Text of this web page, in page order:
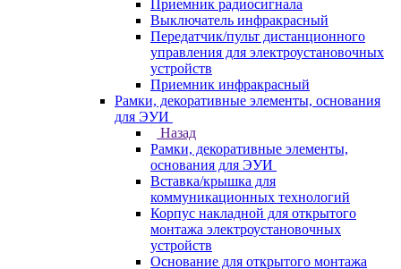
Приемник радиосигнала
Выключатель инфракрасный
Передатчик/пульт дистанционного
управления для электроустановочных
устройств
Приемник инфракрасный
Рамки, декоративные элементы, основания
для ЭУИ
Назад
Рамки, декоративные элементы,
основания для ЭУИ
Вставка/крышка для
коммуникационных технологий
Корпус накладной для открытого
монтажа электроустановочных
устройств
Основание для открытого монтажа